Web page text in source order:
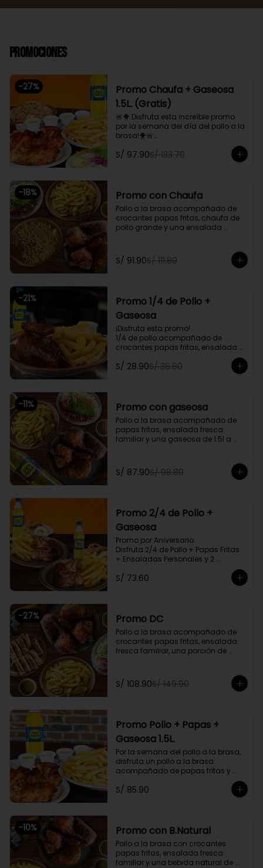
Promociones
-27%
Promo Chaufa + Gaseosa
1.5L. (Gratis)
🚨🐥 Disfruta esta increíble promo
por la semana del día del pollo a la
brasa!🐥🚨
Pollo a la brasa, acompañado de
papas fritas, ensalada familiar y un
Promoción exclusiva para llevar o
delivery
S/ 97.90S/ 133.70
-18% Promo con Chaufa
Pollo a la brasa acompañado de
crocantes papas fritas, chaufa de
pollo grande y una ensalada
Promoción exclusiva para llevar o
delivery
S/ 91.90S/ 111.80
-21%
Promo 1/4 de Pollo +
Gaseosa
¡Disfruta esta promo!
1/4 de pollo acompañado de
crocantes papas fritas, ensalada
personal y gratis una gaseosa de
500ml.
S/ 28.90S/ 36.80
-11% Promo con gaseosa
Pollo a la brasa acompañado de
papas fritas, ensalada fresca
familiar y una gaseosa de 1.5l a
Promoción exclusiva para llevar o
delivery
S/ 87.90S/ 98.80
Promo 2/4 de Pollo +
Gaseosa
Promo por Aniversario
Disfruta 2/4 de Pollo + Papas Fritas
+ Ensaladas Personales y 2
S/ 73.60
-27% Promo DC
Pollo a la brasa acompañado de
crocantes papas fritas, ensalada
fresca familiar, una porción de
Promoción exclusiva para llevar o
S/ 108.90S/ 149.90
Promo Pollo + Papas +
Gaseosa 1.5L.
Por la semana del pollo a la brasa,
disfruta un pollo a la brasa
acompañado de papas fritas y
Promoción exclusiva para llevar o
S/ 85.90
-10% Promo con B.Natural
Pollo a la brasa con crocantes
papas fritas, ensalada fresca
familiar y una bebida natural de